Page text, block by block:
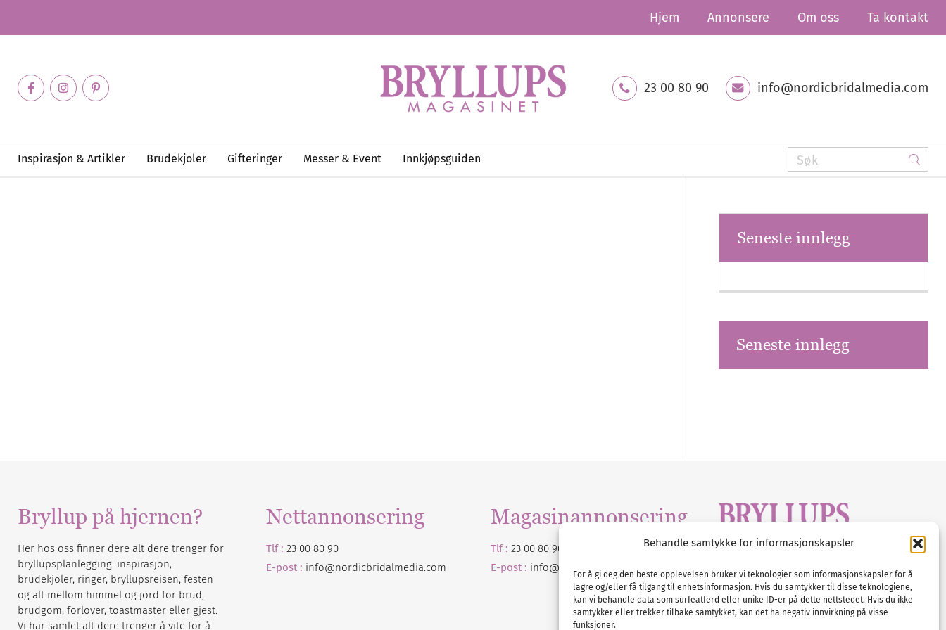
Behandle samtykke for informasjonskapsler
For å gi deg den beste opplevelsen bruker vi teknologier som informasjonskapsler for å
lagre og/eller få tilgang til enhetsinformasjon. Hvis du samtykker til disse teknologiene,
kan vi behandle data som surfeatferd eller unike ID-er på dette nettstedet. Hvis du ikke
samtykker eller trekker tilbake samtykket, kan det ha negativ innvirkning på visse
funksjoner.
Hjem Annonsere Om oss Ta kontakt
23 00 80 90 info@nordicbridalmedia.com
Inspirasjon & Artikler Brudekjoler Gifteringer Messer & Event Innkjøpsguiden
Seneste innlegg
Seneste innlegg
Bryllup på hjernen?
Her hos oss finner dere alt dere trenger for
bryllupsplanlegging: inspirasjon,
brudekjoler, ringer, bryllupsreisen, festen
og alt mellom himmel og jord for brud,
brudgom, forlover, toastmaster eller gjest.
Vi har samlet alt dere trenger å vite for å
Nettannonsering
Tlf : 23 00 80 90
E-post : info@nordicbridalmedia.com
Magasinannonsering
Tlf : 23 00 80 90
E-post : info@ nordicbridalmedia
E-post :info@nordicbridalmedia.com
Bryllupsmagasinet Norge
© All rights reserved.
VAT: NO911740648